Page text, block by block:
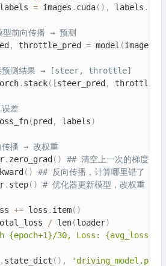
labels = images . cuda( ) , labels .
前向传播 → 预测
, throttle_pred = model (images
预测结果 → [steer, throttle]
. stack( [steer_pred ,
差
(pred , labels)
播 → 改权重
. zero_grad ( )
## 清空上一次的梯度
( )
## 反向传播，计算哪里错了
. step( ) # 优化器更新模型，改权重
+= loss . item( )
/ len(loader)
{epoch+1}/30, Loss:
. state_dict ( ) , 'driving_model.pth'